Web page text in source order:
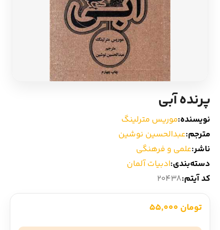
ادیان و اساطیر
ادبیات آسیا
سایر کشورهای اروپا
داستان کوتاه
شعر و متون کهن
زندگینامه
پرنده آبی
نویسنده:موریس مترلینگ
مترجم:عبدالحسین نوشین
ناشر:علمی و فرهنگی
دسته‌بندی:ادبیات آلمان
کد آیتم:20438
تومان 55,000